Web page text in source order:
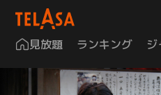
見放題 ランキング